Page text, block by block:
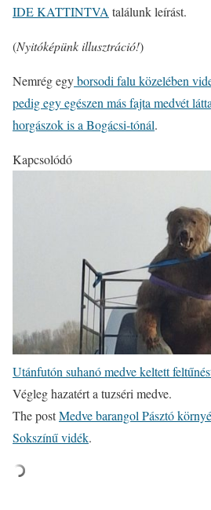
IDE KATTINTVA találunk leírást.
(Nyitóképünk illusztráció!)
Nemrég egyborsodi falu közelében
pedig egy egészen más fajta medvét
horgászok is a Bogácsi-tónál.
Kapcsolódó
Utánfutón suhanó medve keltett
Végleg hazatért a tuzséri medve.
The postMedve barangol Pásztó
Sokszínű vidék.